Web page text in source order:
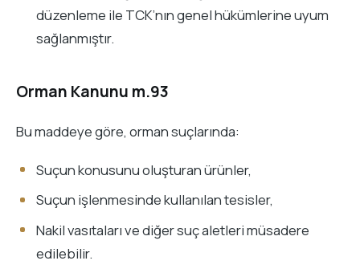
düzenleme ile TCK’nın genel hükümlerine uyum
sağlanmıştır.
Orman Kanunu m.93
Bu maddeye göre, orman suçlarında:
Suçun konusunu oluşturan ürünler,
Suçun işlenmesinde kullanılan tesisler,
Nakil vasıtaları ve diğer suç aletleri müsadere
edilebilir.